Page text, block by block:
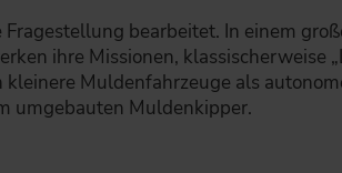
Fragestellung bearbeitet. In einem
ihre Missionen, klassischerweise
Muldenfahrzeuge als
umgebauten Muldenkipper.